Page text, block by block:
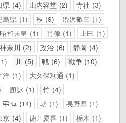
県 4 山内容堂 2 寺社 3
島県 1 秋 9 渋沢敬三 1
昭和天皇 1 肖像 1 上巳 1
神奈川 2 政治 6 静岡 4
1 川 5 戦 6 戦争 10
洋 1 大久保利通
1
題詠 1 竹 4
弔悼 14 朝 1 長野県 1
京 4 徳川慶喜 1 栃木 1